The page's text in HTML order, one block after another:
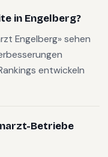
in Engelberg?
Engelberg» sehen
entwickeln
Betriebe